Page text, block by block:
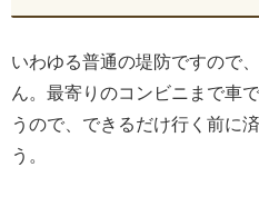
いわゆる普通の堤防ですので
ん。最寄りのコンビニまで車
うので、できるだけ行く前に
う。